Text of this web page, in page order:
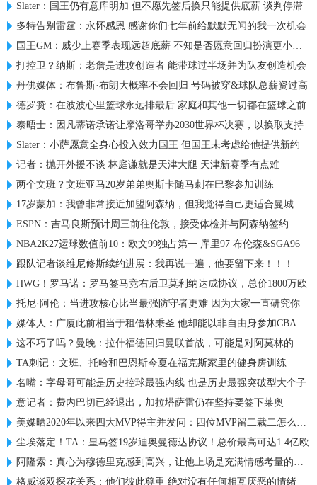
Slater：国王仍有意库明加 但不愿先签后换只能提供底薪 谈判停滞
多特告别雷霆：永怀感恩 感谢你们七年前给默默无闻的我一次机会
国王GM：威少上赛季表现远超底薪 不知是否愿意回归扮演更小角色
打控卫？纳斯：老詹是进攻创造者 能带球过半场并为队友创造机会
丹佛媒体：布鲁斯·布朗大概率不会回归 号码被穿&球队总薪资过高
德罗赞：在波波心里篮球永远排最后 家庭和其他一切都在篮球之前
泰晤士：因凡蒂诺承诺让摩洛哥举办2030世界杯决赛，以换取支持
Slater：小萨愿意全身心投入效力国王 但国王未考虑给他提供新约
记者：抛开外援不谈 林庭谦就是天津大腿 天津新赛季有点难
两个文班？文班亚马20岁弟弟奥斯卡随马刺在巴黎参加训练
17岁蒙加：我曾非常接近加盟阿森纳，但我觉得自己更适合曼城
ESPN：吉马良斯预计周三前往伦敦，接受体检并与阿森纳签约
NBA2K27运球数值前10：欧文99独占第一 库里97 布伦森&SGA96
跟队记者谈维尼修斯续约进展：我再说一遍，他要留下来！！！
HWG！罗马诺：罗马签马竞右后卫莫利纳达成协议，总价1800万欧
托尼·阿伦：当进攻核心比当最强防守者更难 因为大家一直研究你
媒体人：广厦此前相当于租借林秉圣 他却能以非自由身参加CBA选秀
这不巧了吗？曼晚：拉什福德回归曼联首战，可能是对阿莫林的米兰
TA刺记：文班、托哈和巴恩斯今夏在福克斯家里的健身房训练
名嘴：字母哥可能是历史控球最强内线 也是历史最强突破型大个子
意记者：费内巴切已经退出，加拉塔萨雷仍在坚持要签下莱奥
美媒晒2020年以来四大MVP得主并发问：四位MVP留二裁二怎么选？
尘埃落定！TA：皇马签19岁迪奥曼德达协议！总价最高可达1.4亿欧
阿隆索：真心为穆德里克感到高兴，让他上场是充满情感考量的决定
格威谈双探花关系：他们彼此尊重 绝对没有任何相互厌恶的情绪